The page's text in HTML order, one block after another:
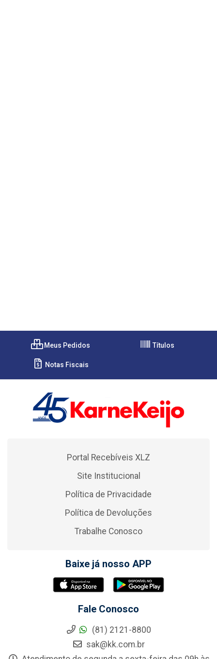
Meus Pedidos Títulos
Notas Fiscais
Portal Recebíveis XLZ
Site Institucional
Política de Privacidade
Política de Devoluções
Trabalhe Conosco
Baixe já nosso APP
Fale Conosco
(81) 2121-8800
sak@kk.com.br